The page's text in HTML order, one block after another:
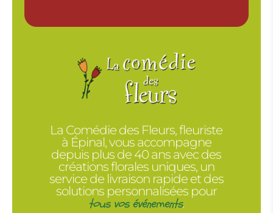
La Comédie des Fleurs, fleuriste
à Épinal, vous accompagne
depuis plus de 40 ans avec des
créations florales uniques, un
service de livraison rapide et des
solutions personnalisées pour
tous vos événements.